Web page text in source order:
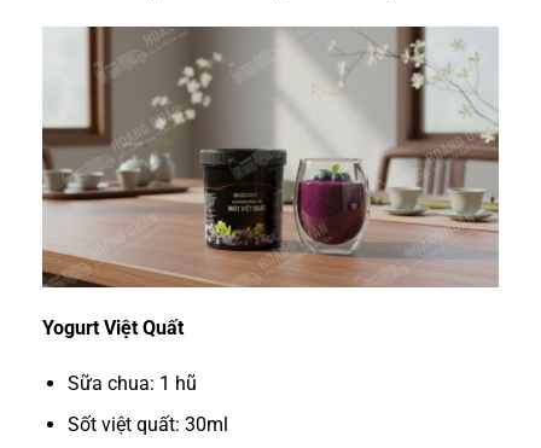
Yogurt Việt Quất
Sữa chua: 1 hũ
Sốt việt quất: 30ml